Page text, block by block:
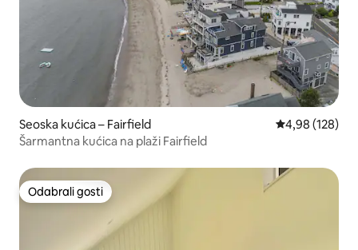
Seoska kućica – Fairfield Prosječna
4,98 (128)
Šarmantna kućica na plaži Fairfield
Odabrali gosti
Odabrali gosti